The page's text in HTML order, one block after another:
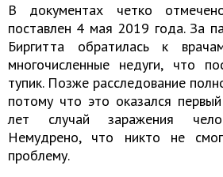
В документах четко
поставлен 4 мая 2019 года. За
Биргитта обратилась к
многочисленные недуги, что
тупик. Позже расследование
потому что это оказался
лет случай заражения
Немудрено, что никто не
проблему.